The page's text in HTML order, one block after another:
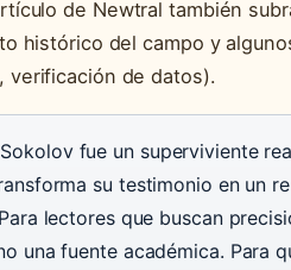
de Newtral también
histórico del campo y
verificación de datos).
fue un superviviente
su testimonio en un
lectores que buscan
una fuente académica. Para